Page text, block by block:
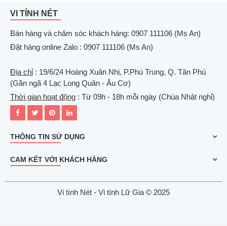
VI TÍNH NÉT
Bán hàng và chăm sóc khách hàng: 0907 111106 (Ms An)
Đặt hàng online Zalo : 0907 111106 (Ms An)
Địa chỉ: 19/6/24 Hoàng Xuân Nhị, P.Phú Trung, Q. Tân Phú
(Gần ngã 4 Lạc Long Quân - Âu Cơ)
Thời gian hoạt động : Từ 09h - 18h mỗi ngày (Chúa Nhật nghỉ)
THÔNG TIN SỬ DỤNG
CAM KẾT VỚI KHÁCH HÀNG
Vi tính Nét - Vi tính Lữ Gia © 2025